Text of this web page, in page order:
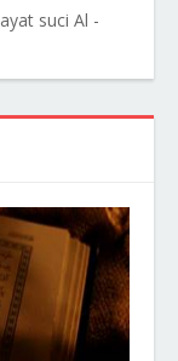
suci Al -